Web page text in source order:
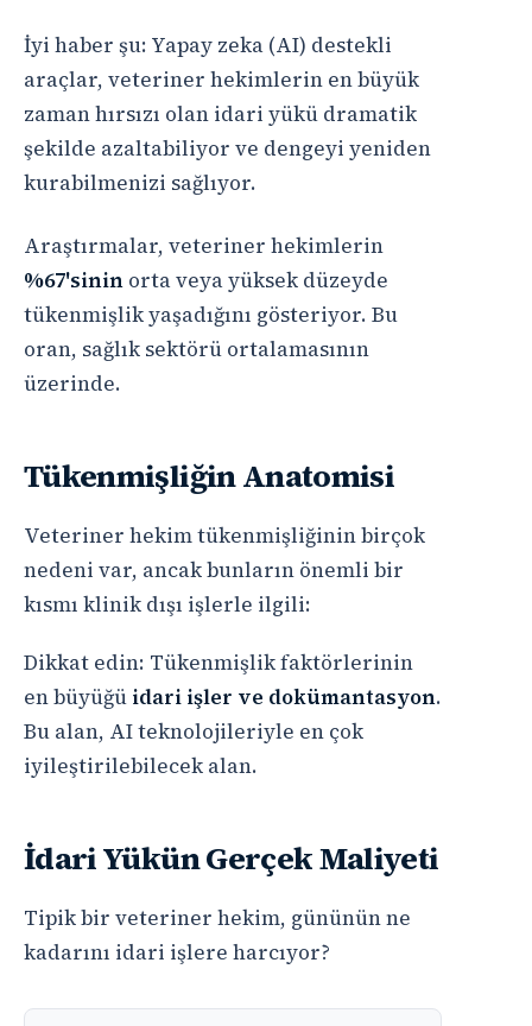
İyi haber şu: Yapay zeka (AI) destekli
araçlar, veteriner hekimlerin en büyük
zaman hırsızı olan idari yükü dramatik
şekilde azaltabiliyor ve dengeyi yeniden
kurabilmenizi sağlıyor.
Araştırmalar, veteriner hekimlerin
%67'sinin orta veya yüksek düzeyde
tükenmişlik yaşadığını gösteriyor. Bu
oran, sağlık sektörü ortalamasının
üzerinde.
Tükenmişliğin Anatomisi
Veteriner hekim tükenmişliğinin birçok
nedeni var, ancak bunların önemli bir
kısmı klinik dışı işlerle ilgili:
Dikkat edin: Tükenmişlik faktörlerinin
en büyüğü idari işler ve dokümantasyon.
Bu alan, AI teknolojileriyle en çok
iyileştirilebilecek alan.
İdari Yükün Gerçek Maliyeti
Tipik bir veteriner hekim, gününün ne
kadarını idari işlere harcıyor?